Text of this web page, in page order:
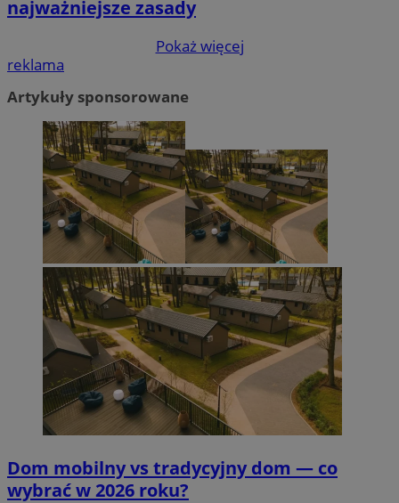
najważniejsze zasady
Pokaż więcej
reklama
Artykuły sponsorowane
Dom mobilny vs tradycyjny dom — co
wybrać w 2026 roku?